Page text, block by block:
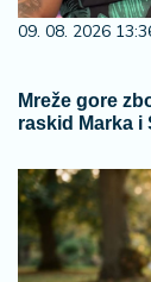
09. 08. 2026
Mreže gore
raskid Marka i